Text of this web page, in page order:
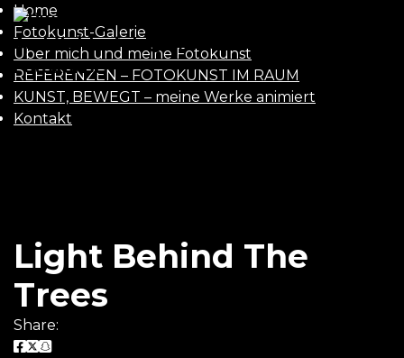
Home
Fotokunst-Galerie
Über mich und meine Fotokunst
REFERENZEN – FOTOKUNST IM RAUM
KUNST, BEWEGT – meine Werke animiert
Kontakt
Light Behind The
Trees
Share: